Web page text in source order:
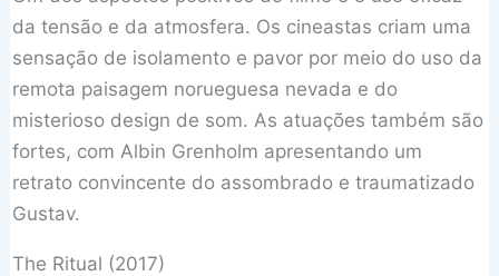
da tensão e da atmosfera. Os cineastas criam uma
sensação de isolamento e pavor por meio do uso da
remota paisagem norueguesa nevada e do
misterioso design de som. As atuações também são
fortes, com Albin Grenholm apresentando um
retrato convincente do assombrado e traumatizado
Gustav.
The Ritual (2017)